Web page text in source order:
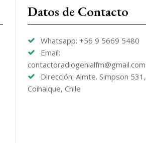
Datos de Contacto
Whatsapp: +56 9 5669 5480
Email:
contactoradiogenialfm@gmail.com
Dirección: Almte. Simpson 531,
Coihaique, Chile